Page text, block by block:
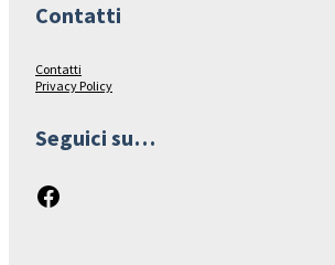
Contatti
Contatti
Privacy Policy
Seguici su…
Facebook